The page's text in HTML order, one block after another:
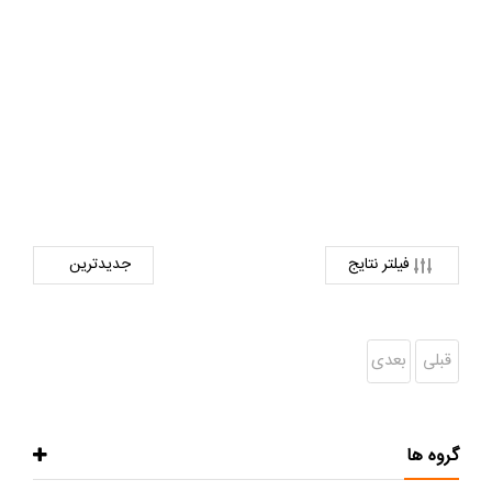
فیلتر نتایج
قبلی بعدی
گروه ها